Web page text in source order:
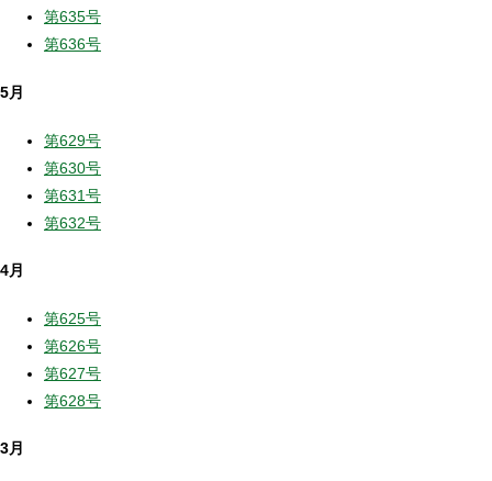
第635号
第636号
5月
第629号
第630号
第631号
第632号
4月
第625号
第626号
第627号
第628号
3月